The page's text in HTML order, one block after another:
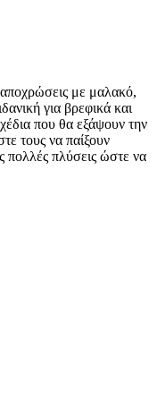
με μαλακό,
για βρεφικά και
που θα εξάψουν την
τους να παίξουν
πολλές πλύσεις ώστε να